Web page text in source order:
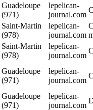
Guadeloupe
(971)
lepelican-
journal.com
Saint-Martin
(978)
lepelican-
journal.com
Saint-Martin
(978)
lepelican-
journal.com
Guadeloupe
(971)
lepelican-
journal.com
Guadeloupe
(971)
lepelican-
journal.com